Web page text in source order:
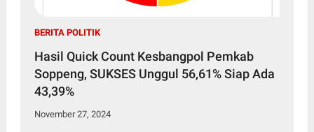
BERITA POLITIK
Hasil Quick Count Kesbangpol Pemkab
Soppeng, SUKSES Unggul 56,61% Siap Ada
43,39%
November 27, 2024